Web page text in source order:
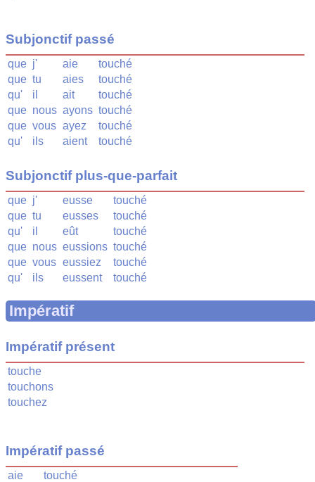
Subjonctif passé
que j' aie
touché
que tu aies
touché
qu'
il ait
touché
que nous ayons touché
que vous ayez
touché
qu'
ils aient touché
Subjonctif plus-que-parfait
que j' eusse
touché
que tu eusses
touché
qu'
il eût
touché
que nous eussions touché
que vous eussiez
touché
qu'
ils eussent touché
Impératif
Impératif présent
touche
touchons
touchez
Impératif passé
aie
touché